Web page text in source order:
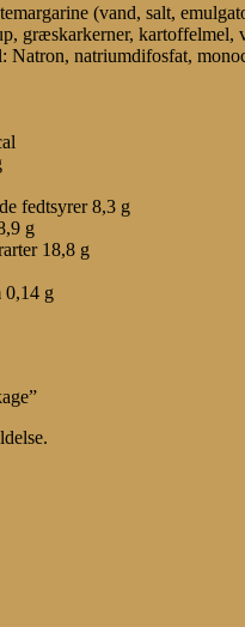
(vand, salt,
græskarkerner, kartoffelmel,
Natron, natriumdifosfat,
fedtsyrer 8,3 g
g
18,8 g
0,14 g